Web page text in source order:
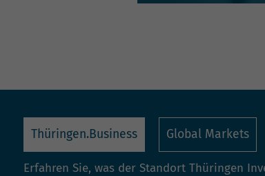
Thüringen.Business Global Markets
Erfahren Sie, was der Standort Thüringen